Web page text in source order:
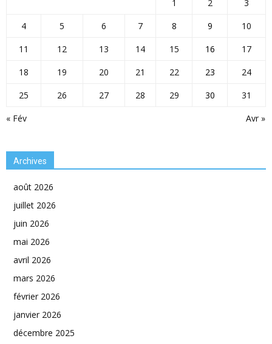
« Fév Avr »
1 2
3
4
5 6 7 8 9
10
11
12 13 14 15 16
17
18
19 20 21 22 23
24
25
26 27 28 29 30 31
Archives
août 2026
juillet 2026
juin 2026
mai 2026
avril 2026
mars 2026
février 2026
janvier 2026
décembre 2025